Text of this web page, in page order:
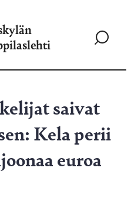
Siirry
saivat
Kela perii
euroa